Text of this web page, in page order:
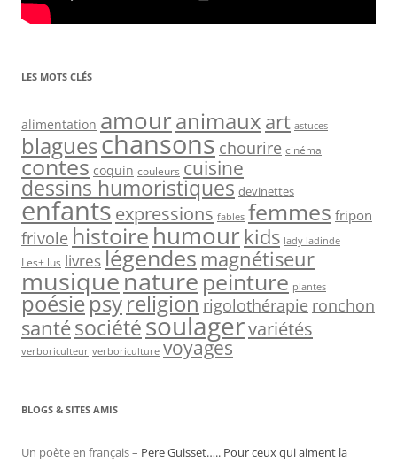
LES MOTS CLÉS
alimentation amouranimaux art astuces
blagueschansons chourire cinéma
contes coquin couleurs cuisine
dessins humoristiques devinettes
enfantsexpressions fables femmes fripon
frivole histoire humour kids lady ladinde
Les+ lus livreslégendes magnétiseur
musiquenature peinture plantes
poésiepsyreligion rigolothérapie ronchon
santésociétésoulagervariétés
verboriculteur verboriculture voyages
BLOGS & SITES AMIS
Un poète en français – Pere Guisset….. Pour ceux qui aiment la